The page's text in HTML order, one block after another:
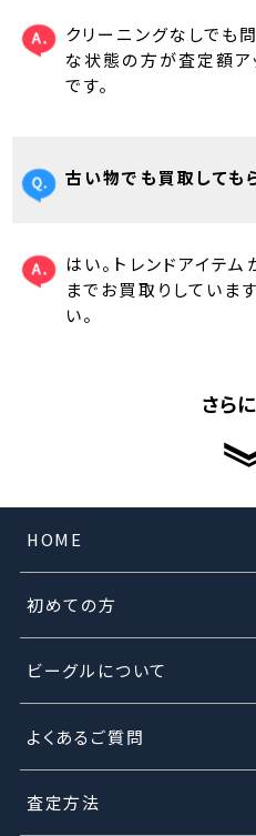
クリーニングなしでも
な状態の方が査定額
です。
古い物でも買取しても
はい。トレンドアイテ
までお買取りしていま
い。
さら
HOME
初めての方
ビーグルについて
よくあるご質問
査定方法